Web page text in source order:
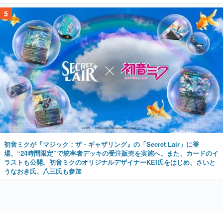
5
初音ミクが『マジック：ザ・ギャザリング』の「Secret Lair」に登
場。“24時間限定”で統率者デッキの受注販売を実施へ。また、カードのイ
ラストも公開。初音ミクのオリジナルデザイナーKEI氏をはじめ、さいと
うなおき氏、八三氏も参加